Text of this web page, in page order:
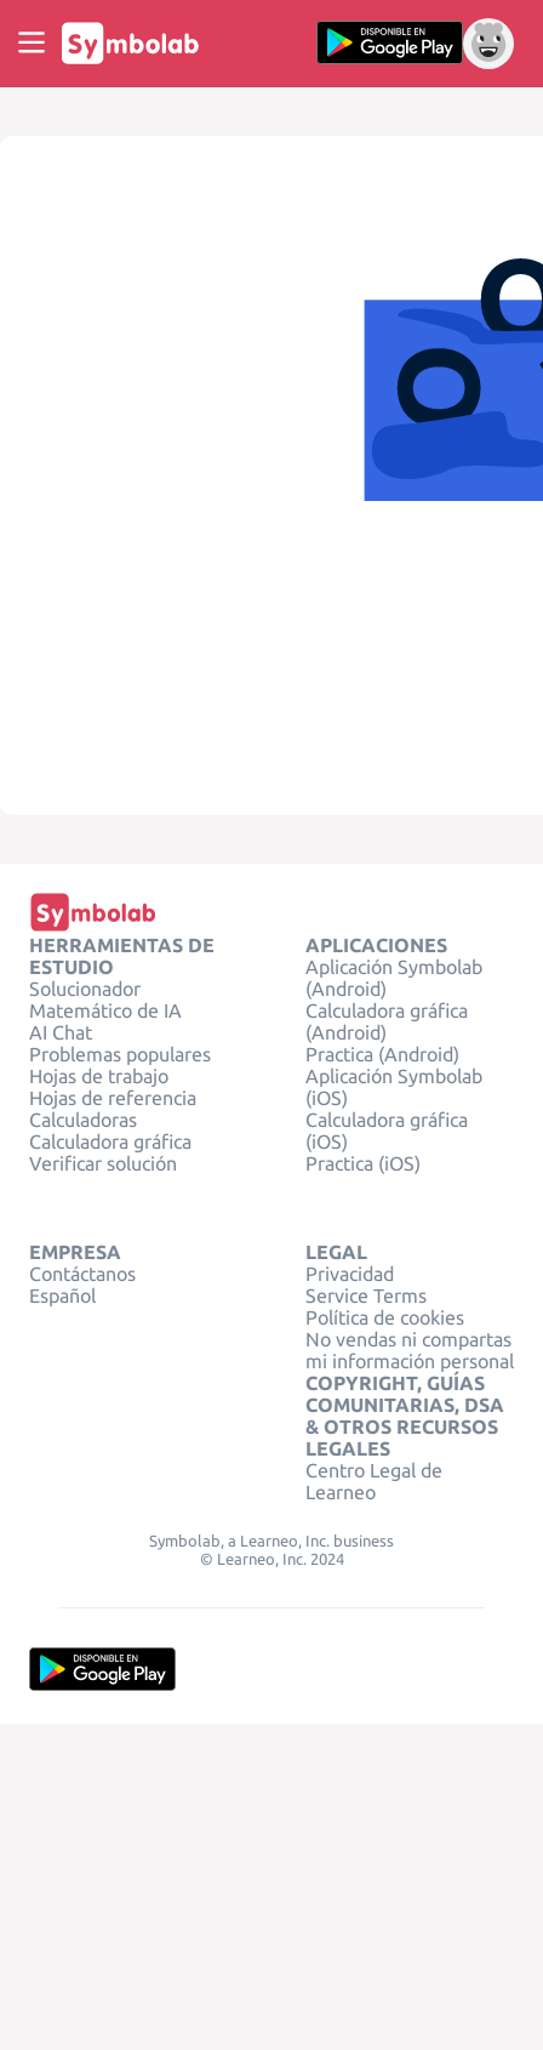
HERRAMIENTAS DE
ESTUDIO
Solucionador
Matemático de IA
AI Chat
Problemas populares
Hojas de trabajo
Hojas de referencia
Calculadoras
Calculadora gráfica
Verificar solución
APLICACIONES
Aplicación Symbolab
(Android)
Calculadora gráfica
(Android)
Practica (Android)
Aplicación Symbolab
(iOS)
Calculadora gráfica
(iOS)
Practica (iOS)
EMPRESA
Contáctanos
Español
LEGAL
Privacidad
Service Terms
Política de cookies
No vendas ni compartas
mi información personal
COPYRIGHT, GUÍAS
COMUNITARIAS, DSA
& OTROS RECURSOS
LEGALES
Centro Legal de
Learneo
Symbolab, a Learneo, Inc. business
© Learneo, Inc. 2024